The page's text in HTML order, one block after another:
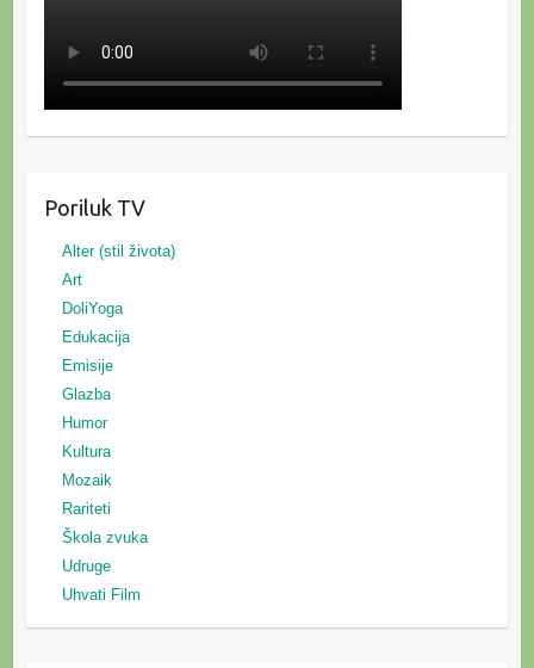
Poriluk TV
Alter (stil života)
Art
DoliYoga
Edukacija
Emisije
Glazba
Humor
Kultura
Mozaik
Rariteti
Škola zvuka
Udruge
Uhvati Film